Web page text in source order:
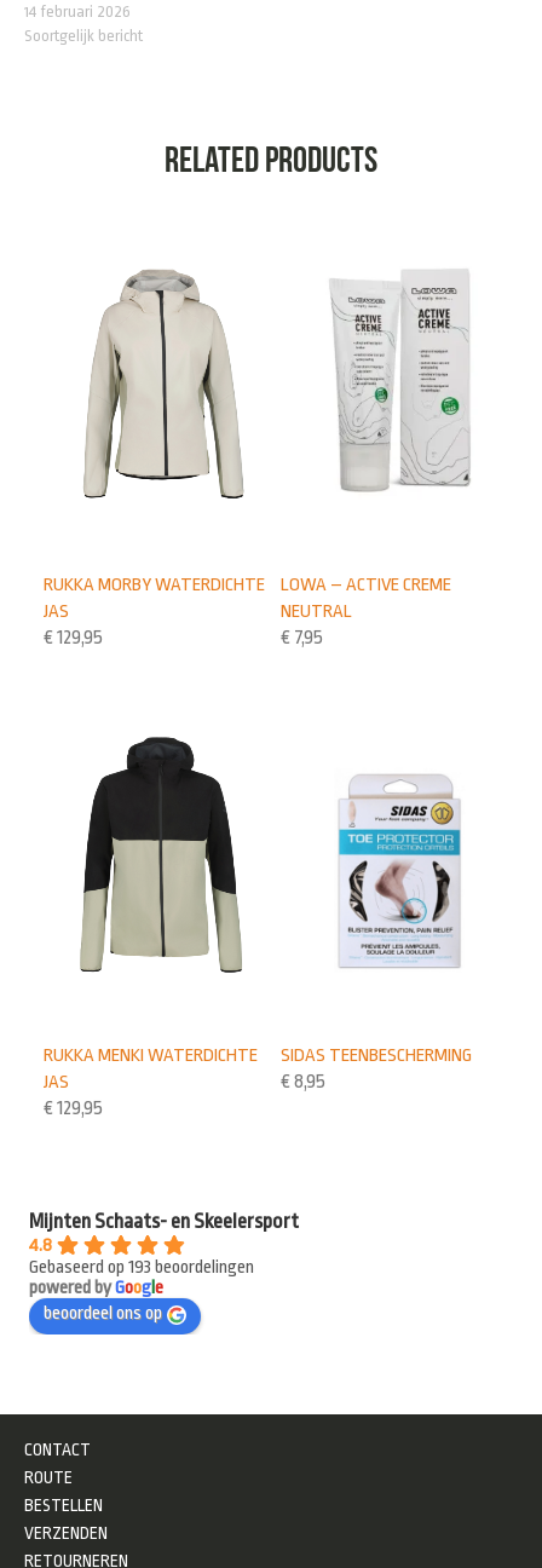
14 februari 2026
Soortgelijk bericht
Related products
LOWA – ACTIVE CREME
NEUTRAL
€ 7,95
RUKKA MORBY WATERDICHTE
JAS
€ 129,95
SIDAS TEENBESCHERMING
€ 8,95
RUKKA MENKI WATERDICHTE
JAS
€ 129,95
Mijnten Schaats- en Skeelersport
4.8
Gebaseerd op 193 beoordelingen
powered byGoogle
beoordeel ons op
CONTACT
ROUTE
BESTELLEN
VERZENDEN
RETOURNEREN